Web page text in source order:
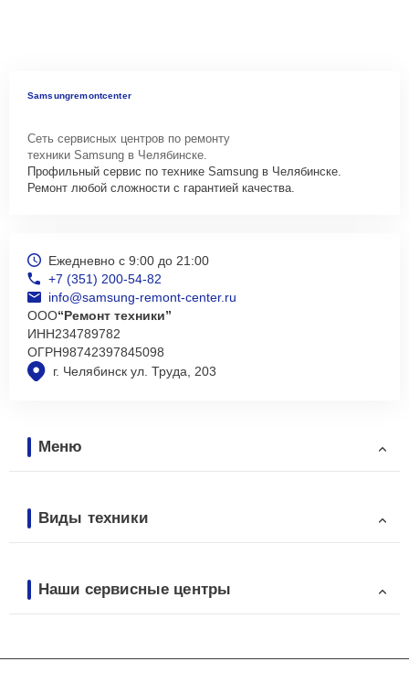
Samsungremontcenter
Сеть сервисных центров по ремонту
техники Samsung в Челябинске.
Профильный сервис по технике Samsung в Челябинске.
Ремонт любой сложности с гарантией качества.
г. Челябинск ул. Труда, 203
Ежедневно с 9:00 до 21:00
+7 (351) 200-54-82
info@samsung-remont-center.ru
ООО“Ремонт техники”
ИНН234789782
ОГРН98742397845098
Меню
Виды техники
Наши сервисные центры